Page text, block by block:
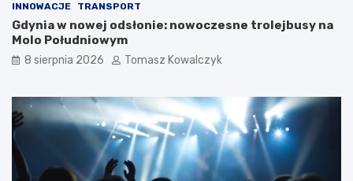
INNOWACJE TRANSPORT
Gdynia w nowej odsłonie: nowoczesne trolejbusy na
Molo Południowym
8 sierpnia 2026 Tomasz Kowalczyk